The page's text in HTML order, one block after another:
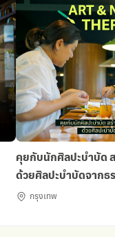
คุยกับนักศิลปะบำบัด
ด้วยศิลปะบำบัดจากธ
กรุงเทพ